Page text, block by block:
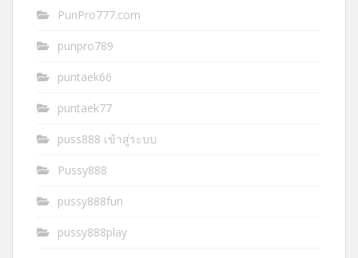
PunPro777.com
punpro789
puntaek66
puntaek77
puss888 เข้าสู่ระบบ
Pussy888
pussy888fun
pussy888play